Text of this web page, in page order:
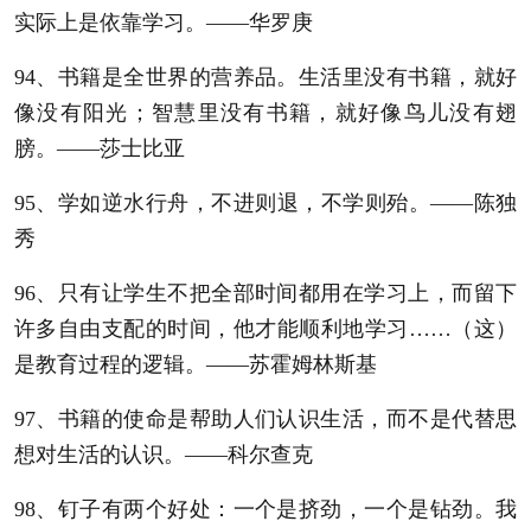
实际上是依靠学习。——华罗庚
94、书籍是全世界的营养品。生活里没有书籍，就好
像没有阳光；智慧里没有书籍，就好像鸟儿没有翅
膀。——莎士比亚
95、学如逆水行舟，不进则退，不学则殆。——陈独
秀
96、只有让学生不把全部时间都用在学习上，而留下
许多自由支配的时间，他才能顺利地学习……（这）
是教育过程的逻辑。——苏霍姆林斯基
97、书籍的使命是帮助人们认识生活，而不是代替思
想对生活的认识。——科尔查克
98、钉子有两个好处：一个是挤劲，一个是钻劲。我